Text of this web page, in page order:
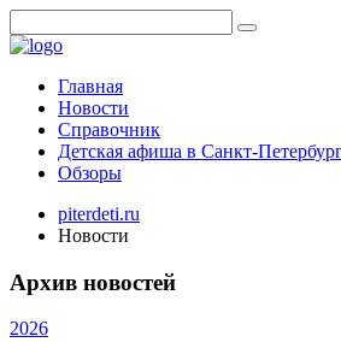
Главная
Новости
Справочник
Детская афиша в Санкт-
Обзоры
piterdeti.ru
Новости
Архив новостей
2026